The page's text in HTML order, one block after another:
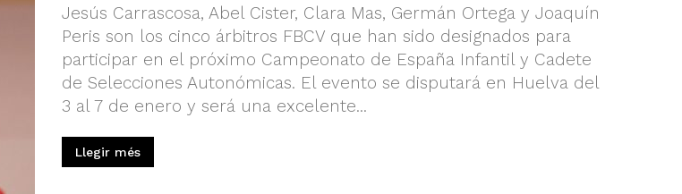
Jesús Carrascosa, Abel Cister, Clara Mas, Germán Ortega y Joaquín
Peris son los cinco árbitros FBCV que han sido designados para
participar en el próximo Campeonato de España Infantil y Cadete
de Selecciones Autonómicas. El evento se disputará en Huelva del
3 al 7 de enero y será una excelente...
Llegir més